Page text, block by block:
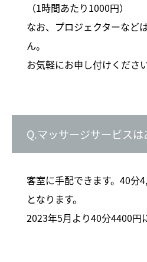
（1時間あたり1000円）
なお、プロジェクターなど
ん。
お気軽にお申し付けください
Q.マッサージサービスは
客室に手配できます。40分
となります。
2023年5月より40分4400円